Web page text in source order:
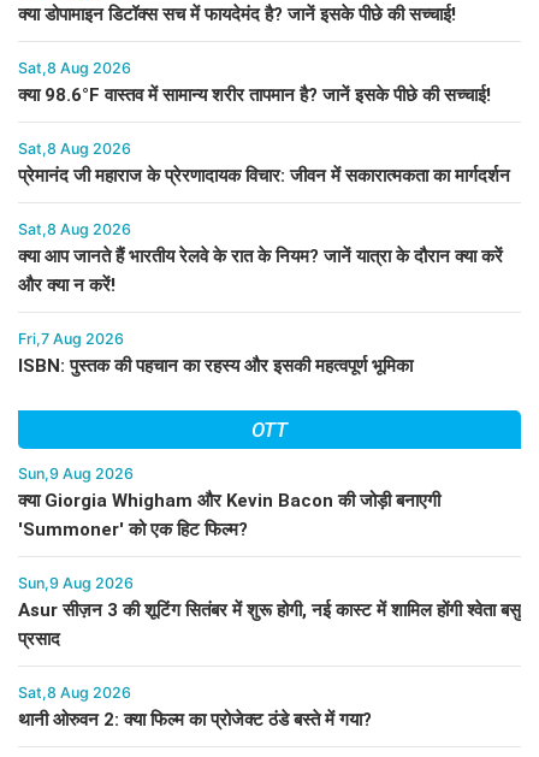
क्या डोपामाइन डिटॉक्स सच में फायदेमंद है? जानें इसके पीछे की सच्चाई!
Sat,8 Aug 2026
क्या 98.6°F वास्तव में सामान्य शरीर तापमान है? जानें इसके पीछे की सच्चाई!
Sat,8 Aug 2026
प्रेमानंद जी महाराज के प्रेरणादायक विचार: जीवन में सकारात्मकता का मार्गदर्शन
Sat,8 Aug 2026
क्या आप जानते हैं भारतीय रेलवे के रात के नियम? जानें यात्रा के दौरान क्या करें
और क्या न करें!
Fri,7 Aug 2026
ISBN: पुस्तक की पहचान का रहस्य और इसकी महत्वपूर्ण भूमिका
OTT
Sun,9 Aug 2026
क्या Giorgia Whigham और Kevin Bacon की जोड़ी बनाएगी
'Summoner' को एक हिट फिल्म?
Sun,9 Aug 2026
Asur सीज़न 3 की शूटिंग सितंबर में शुरू होगी, नई कास्ट में शामिल होंगी श्वेता बसु
प्रसाद
Sat,8 Aug 2026
थानी ओरुवन 2: क्या फिल्म का प्रोजेक्ट ठंडे बस्ते में गया?